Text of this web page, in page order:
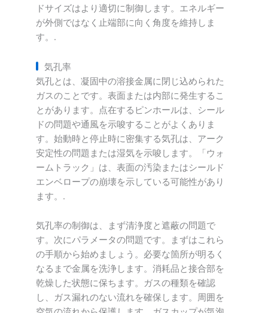
ドサイズはより適切に制御します。エネルギー
が外側ではなく止端部に向く角度を維持しま
す。.
気孔率
気孔とは、凝固中の溶接金属に閉じ込められた
ガスのことです。表面または内部に発生するこ
とがあります。点在するピンホールは、シール
ドの問題や通風を示唆することがよくありま
す。始動時と停止時に密集する気孔は、アーク
安定性の問題または湿気を示唆します。「ウォ
ームトラック」は、表面の汚染またはシールド
エンベロープの崩壊を示している可能性があり
ます。.
気孔率の制御は、まず清浄度と遮蔽の問題で
す。次にパラメータの問題です。まずはこれら
の手順から始めましょう。必要な箇所が明るく
なるまで金属を洗浄します。消耗品と接合部を
乾燥した状態に保ちます。ガスの種類を確認
し、ガス漏れのない流れを確保します。周囲を